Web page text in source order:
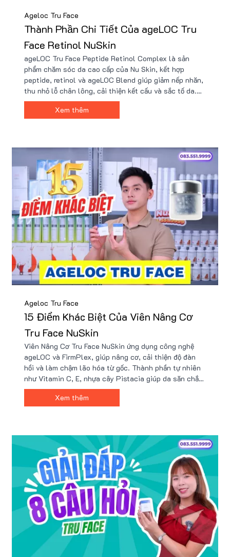
Ageloc Tru Face
Thành Phần Chi Tiết Của ageLOC Tru
Face Retinol NuSkin
ageLOC Tru Face Peptide Retinol Complex là sản
phẩm chăm sóc da cao cấp của Nu Skin, kết hợp
peptide, retinol và ageLOC Blend giúp giảm nếp nhăn,
thu nhỏ lỗ chân lông, cải thiện kết cấu và sắc tố da.
Sản phẩm giúp duy trì làn da tươi trẻ, săn chắc và mịn
màng. Nhận ưu đãi giá tốt kèm nhiều quà tặng khi mua
Xem thêm
Ageloc Tru Face
15 Điểm Khác Biệt Của Viên Nâng Cơ
Tru Face NuSkin
Viên Nâng Cơ Tru Face NuSkin ứng dụng công nghệ
ageLOC và FirmPlex, giúp nâng cơ, cải thiện độ đàn
hồi và làm chậm lão hóa từ gốc. Thành phần tự nhiên
như Vitamin C, E, nhựa cây Pistacia giúp da săn chắc,
căng mịn. Để mua hàng chính hãng với giá ưu đãi,
Nu88 - đại lý phân phối uy tín của NuSkin tại Việt
Xem thêm